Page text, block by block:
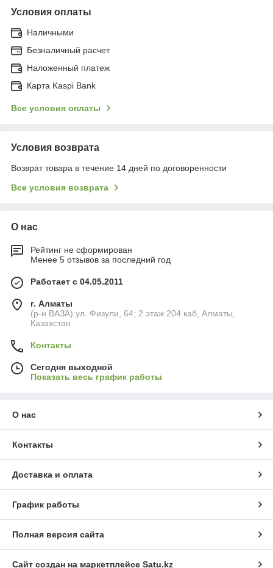
Условия оплаты
Наличными
Безналичный расчет
Наложенный платеж
Карта Kaspi Bank
Все условия оплаты
Условия возврата
Возврат товара в течение 14 дней по договоренности
Все условия возврата
О нас
Рейтинг не сформирован
Менее 5 отзывов за последний год
Работает с 04.05.2011
г. Алматы
(р-н ВАЗА) ул. Физули, 64; 2 этаж 204 каб, Алматы,
Казахстан
Контакты
Сегодня выходной
Показать весь график работы
О нас
Контакты
Доставка и оплата
График работы
Полная версия сайта
Сайт создан на маркетплейсе Satu.kz